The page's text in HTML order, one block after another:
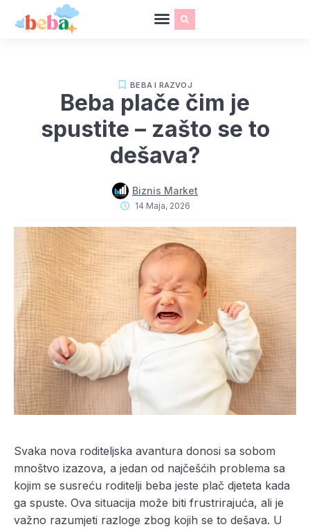
BEBA I RAZVOJ
Beba plače čim je
spustite – zašto se to
dešava?
Biznis Market
14 Maja, 2026
Svaka nova roditeljska avantura donosi sa sobom
mnoštvo izazova, a jedan od najčešćih problema sa
kojim se susreću roditelji beba jeste plač djeteta kada
ga spuste. Ova situacija može biti frustrirajuća, ali je
važno razumjeti razloge zbog kojih se to dešava. U